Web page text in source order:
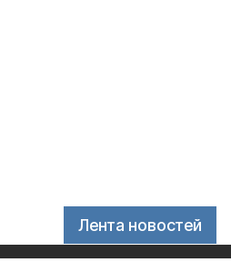
Лента новостей